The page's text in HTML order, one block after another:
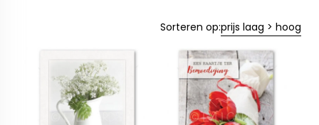
Sorteren op:prijs laag > hoog